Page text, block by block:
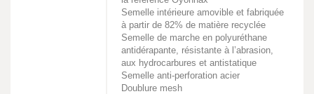
Semelle intérieure amovible et fabriquée
à partir de 82% de matière recyclée
Semelle de marche en polyuréthane
antidérapante, résistante à l’abrasion,
aux hydrocarbures et antistatique
Semelle anti-perforation acier
Doublure mesh